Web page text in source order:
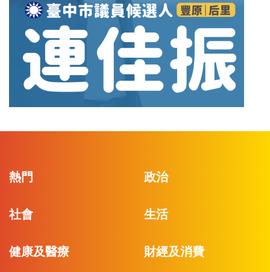
熱門 政治
社會 生活
健康及醫療 財經及消費